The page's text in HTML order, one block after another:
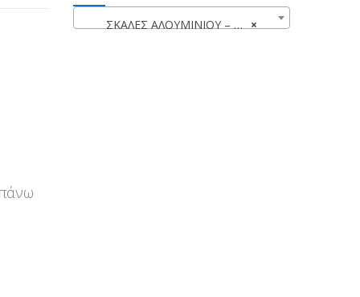
×
ΣΚΑΛΕΣ ΑΛΟΥΜΙΝΙΟΥ – ΜΕΤΑΛΛΙΚΑ ΣΚΑΜΠΩ